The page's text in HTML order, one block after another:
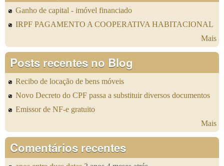
Ganho de capital - imóvel financiado
IRPF PAGAMENTO A COOPERATIVA HABITACIONAL
Mais
Posts recentes no Blog
Recibo de locação de bens móveis
Novo Decreto do CPF passa a substituir diversos documentos
Emissor de NF-e gratuito
Mais
Comentários recentes